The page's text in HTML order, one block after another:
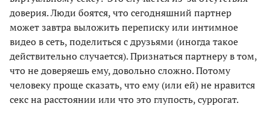
доверия. Люди боятся, что сегодняшний партнер
может завтра выложить переписку или интимное
видео в сеть, поделиться с друзьями (иногда такое
действительно случается). Признаться партнеру в том,
что не доверяешь ему, довольно сложно. Потому
человеку проще сказать, что ему (или ей) не нравится
секс на расстоянии или что это глупость, суррогат.